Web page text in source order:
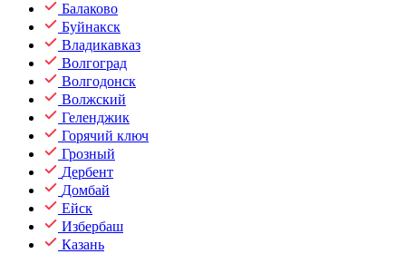
Балаково
Буйнакск
Владикавказ
Волгоград
Волгодонск
Волжский
Геленджик
Горячий ключ
Грозный
Дербент
Домбай
Ейск
Избербаш
Казань